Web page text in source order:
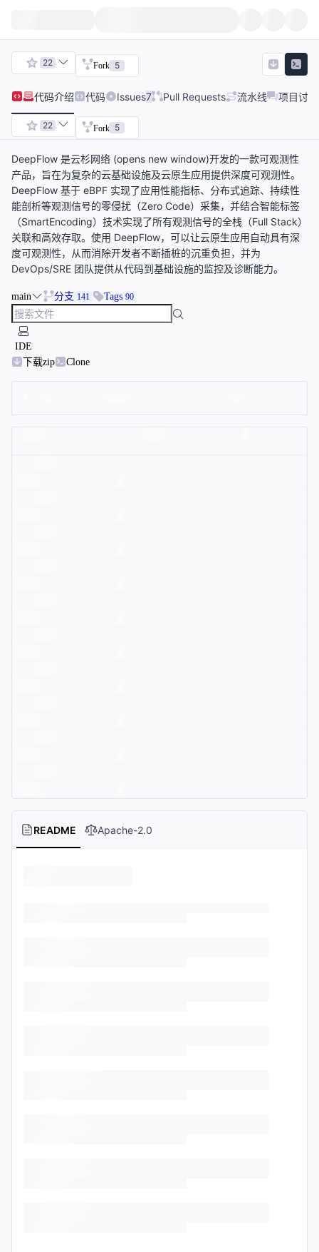
22 Fork 5
代码介绍 代码 Issues7 Pull Requests 流水线 项目讨论
22 Fork 5
DeepFlow 是云杉网络 (opens new window)开发的一款可观测性
产品，旨在为复杂的云基础设施及云原生应用提供深度可观测性。
DeepFlow 基于 eBPF 实现了应用性能指标、分布式追踪、持续性
能剖析等观测信号的零侵扰（Zero Code）采集，并结合智能标签
（SmartEncoding）技术实现了所有观测信号的全栈（Full Stack）
关联和高效存取。使用 DeepFlow，可以让云原生应用自动具有深
度可观测性，从而消除开发者不断插桩的沉重负担，并为
DevOps/SRE 团队提供从代码到基础设施的监控及诊断能力。
main 分支 141 Tags 90
IDE
下载zip
Clone
README Apache-2.0